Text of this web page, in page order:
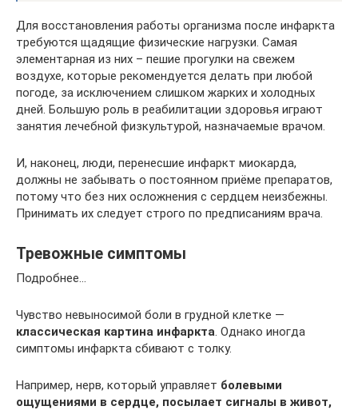
Для восстановления работы организма после инфаркта
требуются щадящие физические нагрузки. Самая
элементарная из них – пешие прогулки на свежем
воздухе, которые рекомендуется делать при любой
погоде, за исключением слишком жарких и холодных
дней. Большую роль в реабилитации здоровья играют
занятия лечебной физкультурой, назначаемые врачом.
И, наконец, люди, перенесшие инфаркт миокарда,
должны не забывать о постоянном приёме препаратов,
потому что без них осложнения с сердцем неизбежны.
Принимать их следует строго по предписаниям врача.
Тревожные симптомы
Подробнее…
Чувство невыносимой боли в грудной клетке —
классическая картина инфаркта . Однако иногда
симптомы инфаркта сбивают с толку.
Например, нерв, который управляет болевыми
ощущениями в сердце, посылает сигналы в живот,